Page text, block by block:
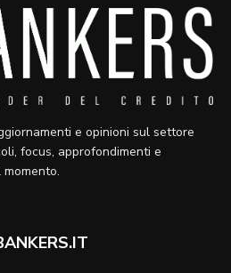
e opinioni sul settore
focus, approfondimenti e